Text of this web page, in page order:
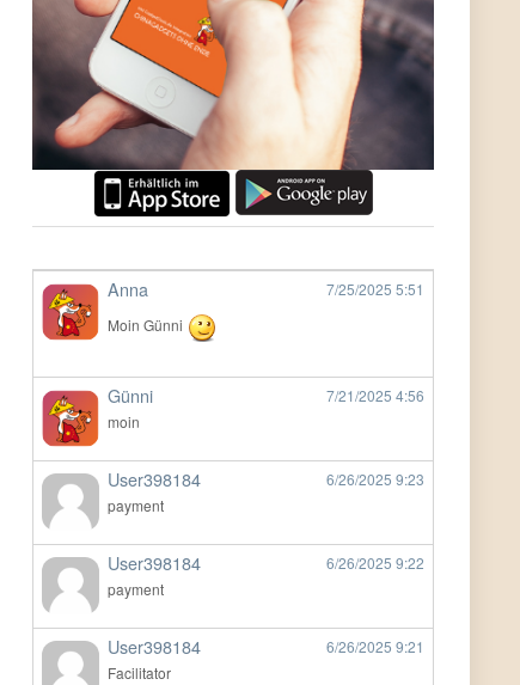
Anna 7/25/2025 5:51
Moin Günni
Günni 7/21/2025 4:56
moin
User398184 6/26/2025 9:23
payment
User398184 6/26/2025 9:22
payment
User398184 6/26/2025 9:21
Facilitator